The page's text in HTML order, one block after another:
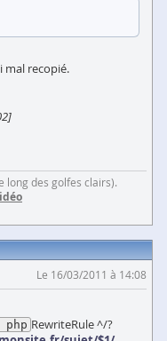
mal recopié.
long des golfes clairs).
Le 16/03/2011 à 14:08
RewriteRule ^/?